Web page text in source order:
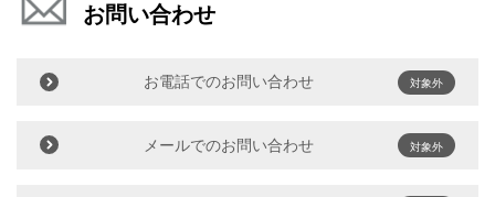
お問い合わせ
お電話でのお問い合わせ 対象外
メールでのお問い合わせ 対象外